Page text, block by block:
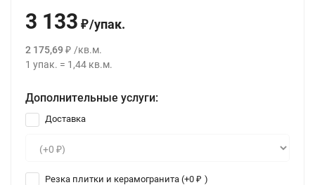
3 133 ₽/упак.
2 175,69 ₽ /кв.м.
1 упак. = 1,44 кв.м.
Дополнительные услуги:
Доставка
Резка плитки и керамогранита (+0 ₽ )